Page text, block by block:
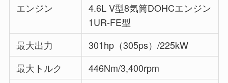
エンジン
4.6L V型8気筒DOHCエンジン
1UR-FE型
最大出力
301hp（305ps）/225kW
最大トルク
446Nm/3,400rpm